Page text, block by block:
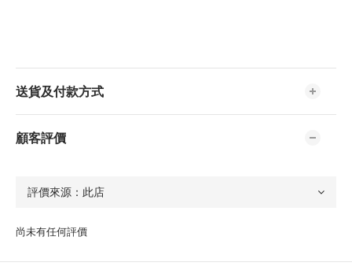
送貨及付款方式
顧客評價
尚未有任何評價